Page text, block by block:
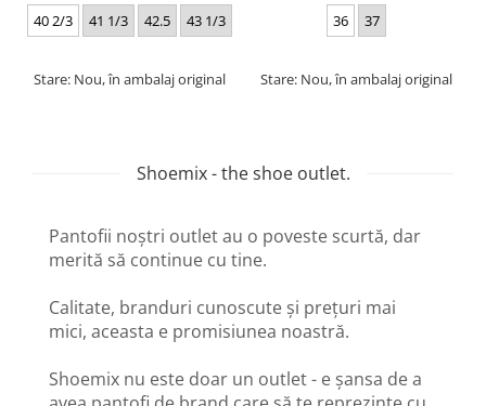
40 2/3 41 1/3 42.5 43 1/3
Stare: Nou, în ambalaj original
36 37
Stare: Nou, în ambalaj original
Shoemix - the shoe outlet.
Pantofii noștri outlet au o poveste scurtă, dar
merită să continue cu tine.
Calitate, branduri cunoscute și prețuri mai
mici, aceasta e promisiunea noastră.
Shoemix nu este doar un outlet - e șansa de a